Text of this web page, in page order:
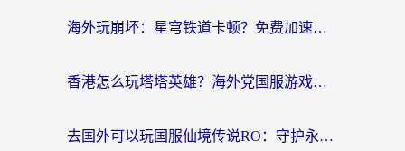
海外玩崩坏：星穹铁道卡顿？免费加速器推荐+3款热门国服游戏流畅攻略
香港怎么玩塔塔英雄？海外党国服游戏加速避坑指南（附3个热门游戏实测）
去国外可以玩国服仙境传说RO：守护永恒的爱吗？海外党亲测的解决方案